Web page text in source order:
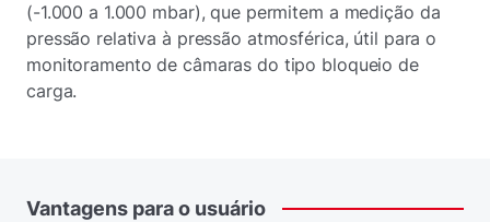
(-1.000 a 1.000 mbar), que permitem a medição da
pressão relativa à pressão atmosférica, útil para o
monitoramento de câmaras do tipo bloqueio de
carga.
Vantagens parao usuário